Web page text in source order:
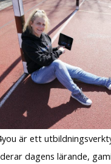
är ett
dagens lärande,